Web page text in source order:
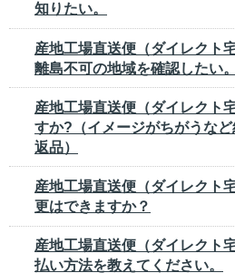
知りたい。
産地工場直送便（ダイレクト
離島不可の地域を確認したい。
産地工場直送便（ダイレクト
すか?（イメージがちがうな
返品）
産地工場直送便（ダイレクト
更はできますか？
産地工場直送便（ダイレクト
払い方法を教えてください。